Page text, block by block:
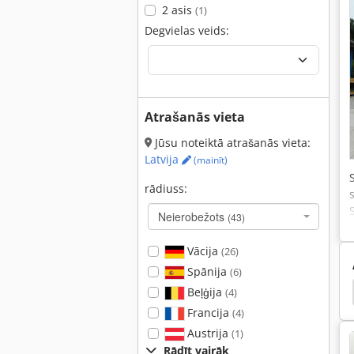
2 asis (1)
Degvielas veids:
Atrašanās vieta
Jūsu noteiktā atrašanās vieta:
Latvija
(mainīt)
rādiuss:
Neierobežots (43)
Vācija (26)
Spānija (6)
Beļģija (4)
Francija (4)
Austrija (1)
Rādīt vairāk
Hamm 3518